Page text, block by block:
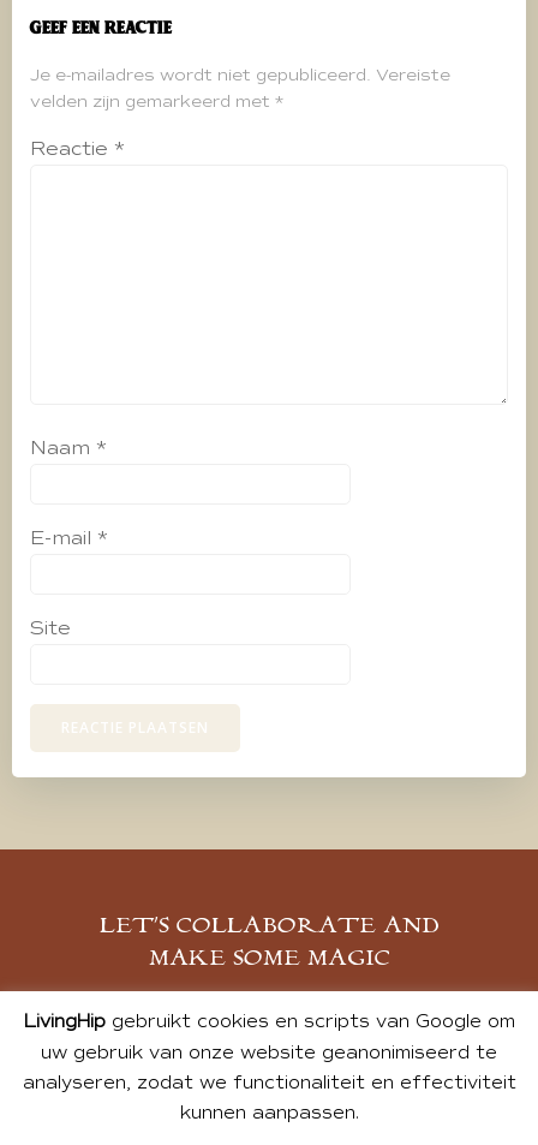
Geef een reactie
Je e-mailadres wordt niet gepubliceerd. Vereiste
velden zijn gemarkeerd met *
Reactie *
Naam *
E-mail *
Site
LET’S COLLABORATE AND
MAKE SOME MAGIC
MELD JE AAN
LivingHipgebruikt cookies en scripts van Google om
uw gebruik van onze website geanonimiseerd te
analyseren, zodat we functionaliteit en effectiviteit
kunnen aanpassen.